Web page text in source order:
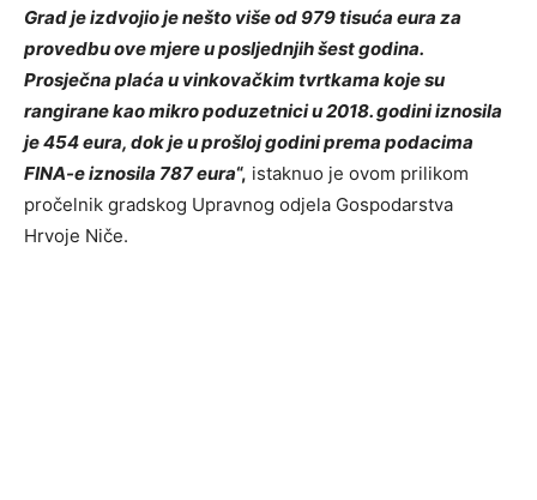
Grad je izdvojio je nešto više od 979 tisuća eura za
provedbu ove mjere u posljednjih šest godina.
Prosječna plaća u vinkovačkim tvrtkama koje su
rangirane kao mikro poduzetnici u 2018. godini iznosila
je 454 eura, dok je u prošloj godini prema podacima
FINA-e iznosila 787 eura“, istaknuo je ovom prilikom
pročelnik gradskog Upravnog odjela Gospodarstva
Hrvoje Niče.